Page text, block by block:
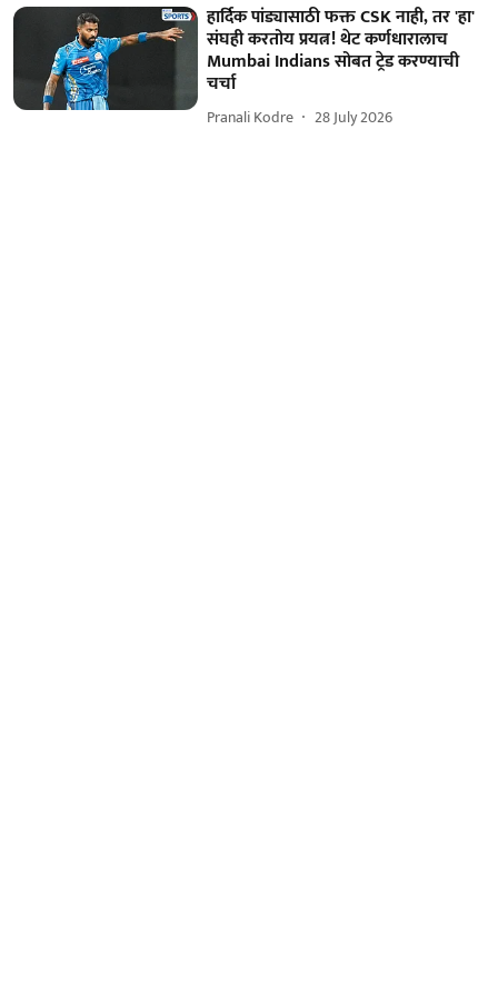
हार्दिक पांड्यासाठी फक्त CSK नाही, तर 'हा'
संघही करतोय प्रयत्न! थेट कर्णधारालाच
Mumbai Indians सोबत ट्रेड करण्याची
चर्चा
Pranali Kodre 28 July 2026